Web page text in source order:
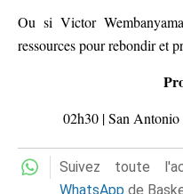
Ou si Victor
ressources pour rebondir et
02h30 | San
Suivez toute
WhatsApp de